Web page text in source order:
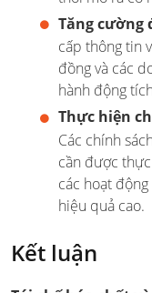
Tăng cường
cấp thông tin
đồng và các
hành động
Thực hiện
Các chính
cần được
các hoạt
hiệu quả cao.
Kết luận